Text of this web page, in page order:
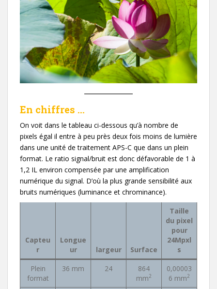
En chiffres …
On voit dans le tableau ci-dessous qu’à nombre de
pixels égal il entre à peu près deux fois moins de lumière
dans une unité de traitement APS-C que dans un plein
format. Le ratio signal/bruit est donc défavorable de 1 à
1,2 IL environ compensée par une amplification
numérique du signal. D’où la plus grande sensibilité aux
bruits numériques (luminance et chrominance).
Capteu
r
Longue
ur
largeur Surface
Taille
du pixel
pour
24Mpxl
s
Plein
format
36 mm 24
864
mm2
0,00003
6 mm2